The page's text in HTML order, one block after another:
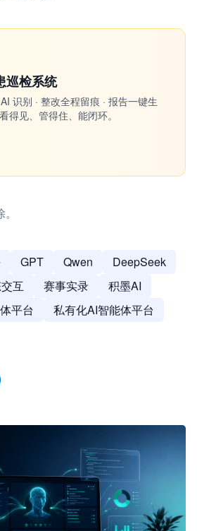
巡检系统
识别 · 整改全程留痕 · 报告一键生
得见、管得住、能闭环。
GPT Qwen
DeepSeek
互 赛事实录
积墨AI
平台
私有化AI智能体平台